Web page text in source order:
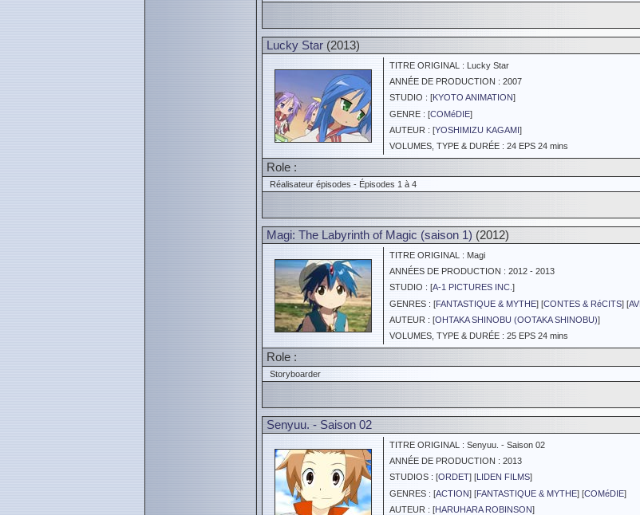
Lucky Star (2013)
TITRE ORIGINAL : Lucky Star
ANNÉE DE PRODUCTION : 2007
STUDIO : [KYOTO ANIMATION]
GENRE : [COMéDIE]
AUTEUR : [YOSHIMIZU KAGAMI]
VOLUMES, TYPE & DURÉE : 24 EPS 24 mins
Role :
Réalisateur épisodes - Épisodes 1 à 4
Magi: The Labyrinth of Magic (saison 1) (2012)
TITRE ORIGINAL : Magi
ANNÉES DE PRODUCTION : 2012 - 2013
STUDIO : [A-1 PICTURES INC. ]
GENRES : [FANTASTIQUE & MYTHE] [CONTES & RéCITS] [
AUTEUR : [OHTAKA SHINOBU (OOTAKA SHINOBU)]
VOLUMES, TYPE & DURÉE : 25 EPS 24 mins
Role :
Storyboarder
Senyuu. - Saison 02
TITRE ORIGINAL : Senyuu. - Saison 02
ANNÉE DE PRODUCTION : 2013
STUDIOS : [ORDET] [LIDEN FILMS]
GENRES : [ACTION] [FANTASTIQUE & MYTHE] [COMéDIE]
AUTEUR : [HARUHARA ROBINSON]